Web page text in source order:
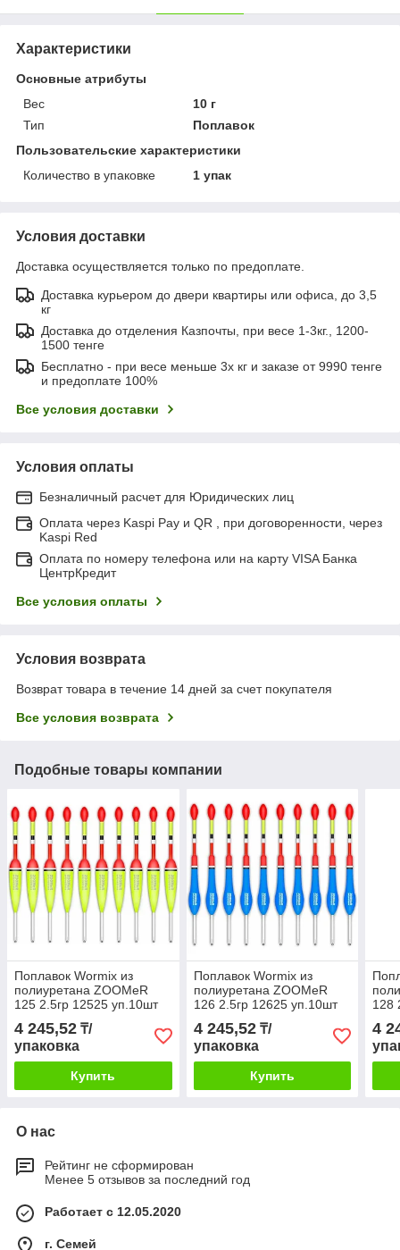
Характеристики
Основные атрибуты
Вес
10 г
Тип
Поплавок
Пользовательские характеристики
Количество в упаковке
1 упак
Условия доставки
Доставка осуществляется только по предоплате.
Доставка курьером до двери квартиры или офиса, до 3,5
кг
Доставка до отделения Казпочты, при весе 1-3кг., 1200-
1500 тенге
Бесплатно - при весе меньше 3х кг и заказе от 9990 тенге
и предоплате 100%
Все условия доставки
Условия оплаты
Безналичный расчет для Юридических лиц
Оплата через Kaspi Pay и QR , при договоренности, через
Kaspi Red
Оплата по номеру телефона или на карту VISA Банка
ЦентрКредит
Все условия оплаты
Условия возврата
Возврат товара в течение 14 дней за счет покупателя
Все условия возврата
Подобные товары компании
Поплавок Wormix из
полиуретана ZOOMeR
125 2.5гр 12525 уп.10шт
4 245,52 ₸/
упаковка
Купить
Поплавок Wormix из
полиуретана ZOOMeR
126 2.5гр 12625 уп.10шт
4 245,52₸/
упаковка
Купить
128
4
О нас
Рейтинг не сформирован
Менее 5 отзывов за последний год
Работает с 12.05.2020
г. Семей